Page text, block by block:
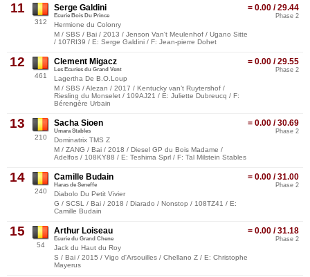
11
312
= 0.00 / 29.44
Phase 2
Serge Galdini
Ecurie Bois Du Prince
Hermione du Colonry
M / SBS / Bai / 2013 / Jenson Van't Meulenhof / Ugano Sitte
/ 107RI39 / E: Serge Galdini / F: Jean-pierre Dohet
12
461
= 0.00 / 29.55
Phase 2
Clement Migacz
Les Ecuries du Grand Vent
Lagertha De B.O.Loup
M / SBS / Alezan / 2017 / Kentucky van’t Ruytershof /
Riesling du Monselet / 109AJ21 / E: Juliette Dubreucq / F:
Bérengère Urbain
13
210
= 0.00 / 30.69
Phase 2
Sacha Sioen
Umara Stables
Dominatrix TMS Z
M / ZANG / Bai / 2018 / Diesel GP du Bois Madame /
Adelfos / 108KY88 / E: Teshima Sprl / F: Tal Milstein Stables
14
240
= 0.00 / 31.00
Phase 2
Camille Budain
Haras de Seneffe
Diabolo Du Petit Vivier
G / SCSL / Bai / 2018 / Diarado / Nonstop / 108TZ41 / E:
Camille Budain
15
54
= 0.00 / 31.18
Phase 2
Arthur Loiseau
Ecurie du Grand Chene
Jack du Haut du Roy
S / Bai / 2015 / Vigo d'Arsouilles / Chellano Z / E: Christophe
Mayerus